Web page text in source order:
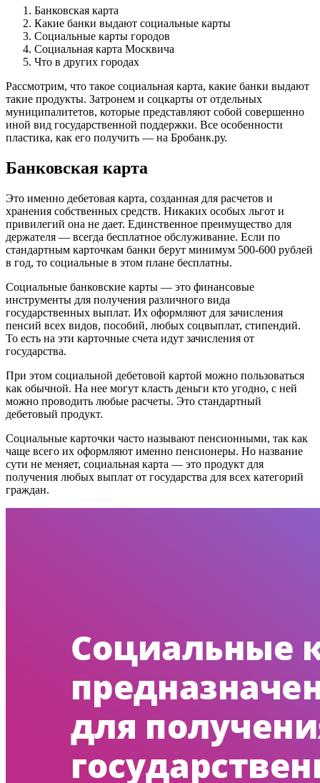
Банковская карта
Какие банки выдают социальные карты
Социальные карты городов
Социальная карта Москвича
Что в других городах
Рассмотрим, что такое социальная карта, какие банки выдают
такие продукты. Затронем и соцкарты от отдельных
муниципалитетов, которые представляют собой совершенно
иной вид государственной поддержки. Все особенности
пластика, как его получить — на Бробанк.ру.
Банковская карта
Это именно дебетовая карта, созданная для расчетов и
хранения собственных средств. Никаких особых льгот и
привилегий она не дает. Единственное преимущество для
держателя — всегда бесплатное обслуживание. Если по
стандартным карточкам банки берут минимум 500-600 рублей
в год, то социальные в этом плане бесплатны.
Социальные банковские карты — это финансовые
инструменты для получения различного вида
государственных выплат. Их оформляют для зачисления
пенсий всех видов, пособий, любых соцвыплат, стипендий.
То есть на эти карточные счета идут зачисления от
государства.
При этом социальной дебетовой картой можно пользоваться
как обычной. На нее могут класть деньги кто угодно, с ней
можно проводить любые расчеты. Это стандартный
дебетовый продукт.
Социальные карточки часто называют пенсионными, так как
чаще всего их оформляют именно пенсионеры. Но название
сути не меняет, социальная карта — это продукт для
получения любых выплат от государства для всех категорий
граждан.